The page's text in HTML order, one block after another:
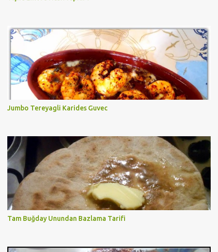
Jumbo Tereyagli Karides Guvec
Tam Buğday Unundan Bazlama Tarifi